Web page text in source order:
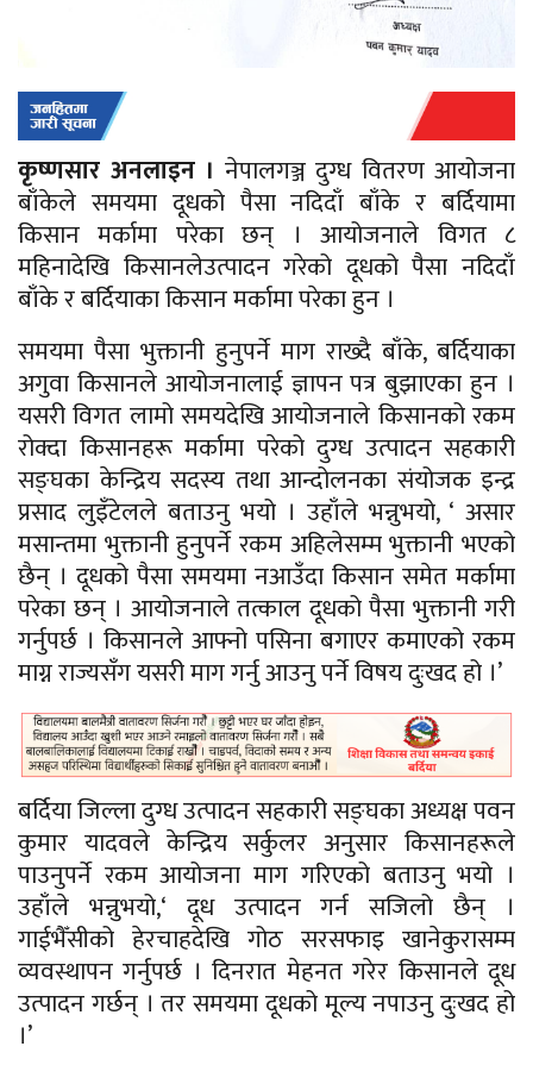
कृष्णसार अनलाइन । नेपालगञ्ज दुग्ध वितरण आयोजना
बाँकेले समयमा दूधकोपैसानदिदाँ बाँके र बर्दियामा
किसान मर्कामा परेका छन् । आयोजनाले विगत ८
महिनादेखि किसानलेउत्पादन गरेको दूधकोपैसानदिदाँ
बाँके र बर्दियाका किसान मर्कामा परेका हुन ।
समयमा पैसा भुक्तानी हुनुपर्ने माग राख्दै बाँके, बर्दियाका
अगुवा किसानले आयोजनालाई ज्ञापन पत्र बुझाएका हुन ।
यसरी विगत लामो समयदेखि आयोजनाले किसानको रकम
रोक्दा किसानहरूमर्कामा परेको दुग्ध उत्पादन सहकारी
सङ्घका केन्द्रिय सदस्य तथा आन्दोलनका संयोजक इन्द्र
प्रसाद लुइँटेलले बताउनु भयो । उहाँले भन्नुभयो, ‘ असार
मसान्तमा भुक्तानी हुनुपर्ने रकम अहिलेसम्मभुक्तानी भएको
छैन् । दूधको पैसा समयमा नआउँदा किसान समेत मर्कामा
परेका छन् । आयोजनाले तत्काल दूधकोपैसा भुक्तानी गरी
गर्नुपर्छ । किसानले आफ्नो पसिना बगाएर कमाएको रकम
माग्न राज्यसँग यसरी माग गर्नु आउनु पर्ने विषय दुःखद हो ।’
बर्दिया जिल्ला दुग्ध उत्पादन सहकारीसङ्घकाअध्यक्ष पवन
कुमार यादवले केन्द्रियसर्कुलर अनुसारकिसानहरूले
पाउनुपर्ने रकम आयोजना माग गरिएको बताउनु भयो ।
उहाँले भन्नुभयो,‘ दूधउत्पादन गर्न सजिलो छैन् ।
गाईभैँसीको हेरचाहदेखि गोठ सरसफाइ खानेकुरासम्म
व्यवस्थापन गर्नुपर्छ । दिनरात मेहनत गरेर किसानले दूध
उत्पादन गर्छन् । तर समयमादूधकोमूल्य नपाउनु दुःखद हो
।’